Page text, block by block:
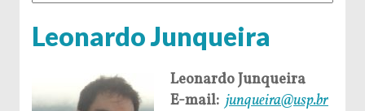
Leonardo Junqueira
Leonardo Junqueira
E-mail: junqueira@usp.br